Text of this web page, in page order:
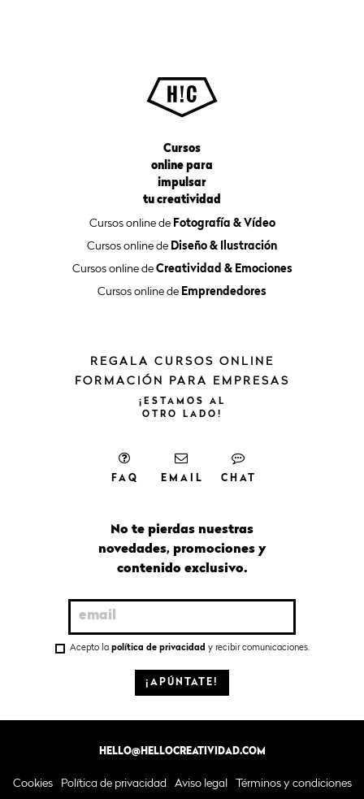
Cursos
online para
impulsar
tu creatividad
Cursos online de Fotografía & Vídeo
Cursos online de Diseño & Ilustración
Cursos online de Creatividad & Emociones
Cursos online de Emprendedores
REGALA CURSOS ONLINE
FORMACIÓN PARA EMPRESAS
No te pierdas nuestras
novedades, promociones y
contenido exclusivo.
Acepto la política de privacidad y recibir comunicaciones.
¡APÚNTATE!
¡ESTAMOS
AL
OTRO
LADO!
FAQ EMAIL CHAT
HELLO@HELLOCREATIVIDAD.COM
Cookies Política de privacidad Aviso legal Términos y condiciones